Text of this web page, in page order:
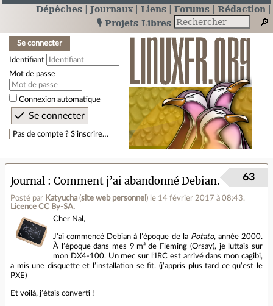
Dépêches Journaux Liens Forums
Rédaction
🎙️ Projets Libres
Se connecter
Identifiant
Mot de passe
Connexion automatique
Pas de compte ? S’inscrire…
Journal Comment j’ai abandonné Debian...
Posté par Katyucha (site web personnel ) le 14 février 2017 à 08:43.
Licence CC By‑SA.
63
Cher Nal,
J’ai commencé Debian à l’époque de la Potato, année 2000.
À l’époque dans mes 9 m² de Fleming (Orsay), je luttais sur
mon DX4-100. Un mec sur l’IRC est arrivé dans mon cagibi,
a mis une disquette et l’installation se fit. (j’appris plus tard ce qu’est le
PXE)
Et voilà, j’étais converti !